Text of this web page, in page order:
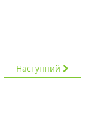
Наступний